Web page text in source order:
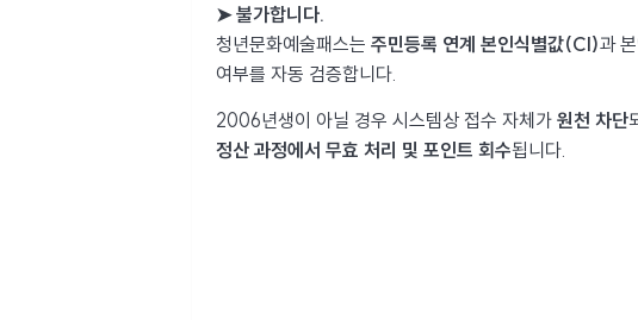
➤ 불가합니다.
청년문화예술패스는 주민등록 연계 본인식별값(CI)과
여부를 자동 검증합니다.
2006년생이 아닐 경우 시스템상 접수 자체가 원천 차단
정산 과정에서 무효 처리 및 포인트 회수됩니다.